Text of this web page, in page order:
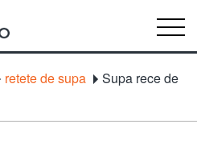
retete de supa
Supa rece de